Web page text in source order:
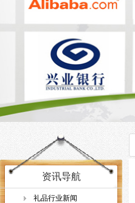
资讯导航
礼品行业新闻